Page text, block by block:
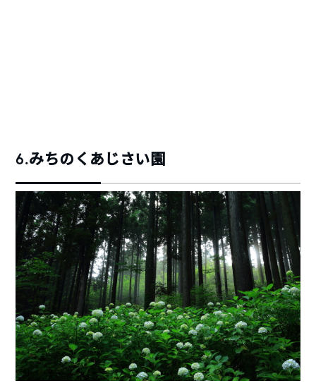
6.みちのくあじさい園